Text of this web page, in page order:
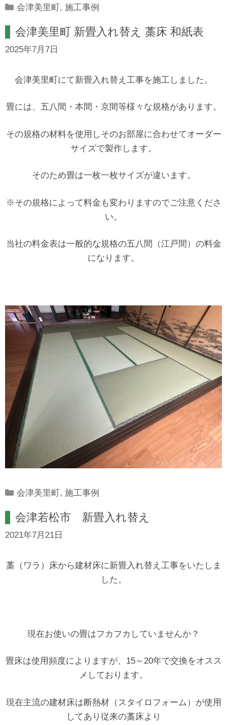
Categories
会津美里町,施工事例
会津美里町 新畳入れ替え 藁床 和紙表
2025年7月7日
会津美里町にて新畳入れ替え工事を施工しました。
畳には、五八間・本間・京間等様々な規格があります。
その規格の材料を使用しそのお部屋に合わせてオーダー
サイズで製作します。
そのため畳は一枚一枚サイズが違います。
※その規格によって料金も変わりますのでご注意くださ
い。
当社の料金表は一般的な規格の五八間（江戸間）の料金
になります。
Categories
会津美里町,施工事例
会津若松市 新畳入れ替え
2021年7月21日
藁（ワラ）床から建材床に新畳入れ替え工事をいたしま
した。
現在お使いの畳はフカフカしていませんか？
畳床は使用頻度によりますが、15～20年で交換をオスス
メしております。
現在主流の建材床は断熱材（スタイロフォーム）が使用
してあり従来の藁床より